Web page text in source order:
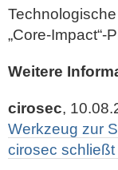
„Core-Impact“-
Weitere
cirosec,
Werkzeug zur
cirosec